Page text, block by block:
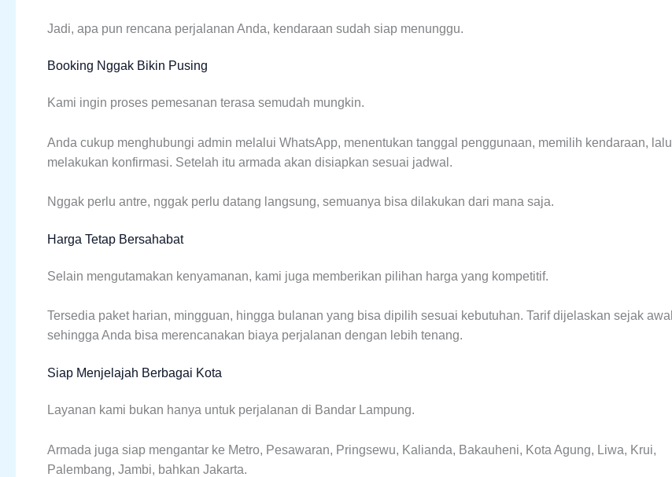
Jadi, apa pun rencana perjalanan Anda, kendaraan sudah siap menunggu.
Booking Nggak Bikin Pusing
Kami ingin proses pemesanan terasa semudah mungkin.
Anda cukup menghubungi admin melalui WhatsApp, menentukan tanggal penggunaan, memilih kendaraan, lalu
melakukan konfirmasi. Setelah itu armada akan disiapkan sesuai jadwal.
Nggak perlu antre, nggak perlu datang langsung, semuanya bisa dilakukan dari mana saja.
Harga Tetap Bersahabat
Selain mengutamakan kenyamanan, kami juga memberikan pilihan harga yang kompetitif.
Tersedia paket harian, mingguan, hingga bulanan yang bisa dipilih sesuai kebutuhan. Tarif dijelaskan sejak awal
sehingga Anda bisa merencanakan biaya perjalanan dengan lebih tenang.
Siap Menjelajah Berbagai Kota
Layanan kami bukan hanya untuk perjalanan di Bandar Lampung.
Armada juga siap mengantar ke Metro, Pesawaran, Pringsewu, Kalianda, Bakauheni, Kota Agung, Liwa, Krui,
Palembang, Jambi, bahkan Jakarta.